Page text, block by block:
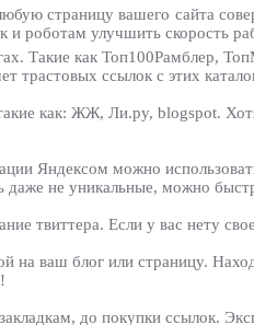
страницу вашего сайта
и роботам улучшить скорость
Такие как Топ100Рамблер,
трастовых ссылок с этих
как: ЖЖ, Ли.ру, blogspot.
Яндексом можно
не уникальные, можно
твиттера. Если у вас нету
на ваш блог или страницу.
до покупки ссылок.